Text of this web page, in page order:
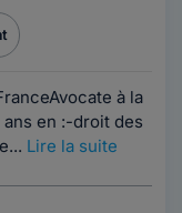
à la
en :-droit des
Lire la suite